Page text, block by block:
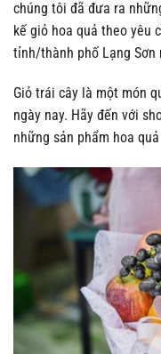
chúng tôi đã đưa ra
kế giỏ hoa quả theo yêu
tỉnh/thành phố Lạng Sơn
Giỏ trái cây là một món
ngày nay. Hãy đến với
những sản phẩm hoa